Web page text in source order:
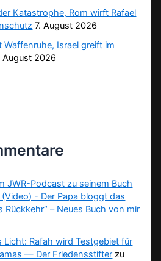
Katastrophe, Rom wirft Rafael
7. August 2026
Waffenruhe, Israel greift im
August 2026
JWR-Podcast zu seinem Buch
- Der Papa bloggt das
Rückkehr“ – Neues Buch von mir
Licht: Rafah wird Testgebiet für
— Der Friedensstifter zu